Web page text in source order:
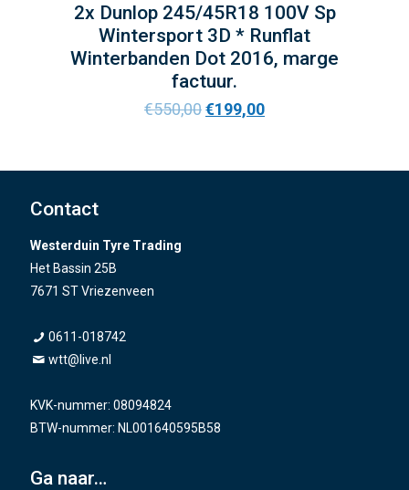
2x Dunlop 245/45R18 100V Sp
Wintersport 3D * Runflat
Winterbanden Dot 2016, marge
factuur.
€550,00€199,00
Contact
Westerduin Tyre Trading
Het Bassin 25B
7671 ST Vriezenveen
0611-018742
wtt@live.nl
KVK-nummer: 08094824
BTW-nummer: NL001640595B58
Ga naar…